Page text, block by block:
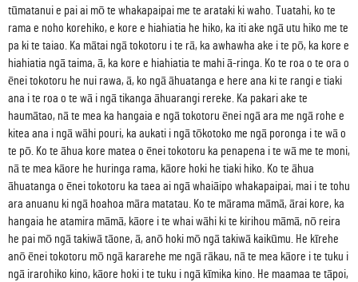
tūmatanui e pai ai mō te whakapaipai me te arataki ki waho. Tuatahi, ko te
rama e noho korehiko, e kore e hiahiatia he hiko, ka iti ake ngā utu hiko me te
pa ki te taiao. Ka mātai ngā tokotoru i te rā, ka awhawha ake i te pō, ka kore e
hiahiatia ngā taima, ā, ka kore e hiahiatia te mahi ā-ringa. Ko te roa o te ora o
ēnei tokotoru he nui rawa, ā, ko ngā āhuatanga e here ana ki te rangi e tiaki
ana i te roa o te wā i ngā tikanga āhuarangi rereke. Ka pakari ake te
haumātao, nā te mea ka hangaia e ngā tokotoru ēnei ngā ara me ngā rohe e
kitea ana i ngā wāhi pouri, ka aukati i ngā tōkotoko me ngā poronga i te wā o
te pō. Ko te āhua kore matea o ēnei tokotoru ka penapena i te wā me te moni,
nā te mea kāore he huringa rama, kāore hoki he tiaki hiko. Ko te āhua
āhuatanga o ēnei tokotoru ka taea ai ngā whaiāipo whakapaipai, mai i te tohu
ara anuanu ki ngā hoahoa māra matatau. Ko te mārama māmā, ārai kore, ka
hangaia he atamira māmā, kāore i te whai wāhi ki te kirihou māmā, nō reira
he pai mō ngā takiwā tāone, ā, anō hoki mō ngā takiwā kaikūmu. He kīrehe
anō ēnei tokotoru mō ngā kararehe me ngā rākau, nā te mea kāore i te tuku i
ngā irarohiko kino, kāore hoki i te tuku i ngā kīmika kino. He maamaa te tāpoi,